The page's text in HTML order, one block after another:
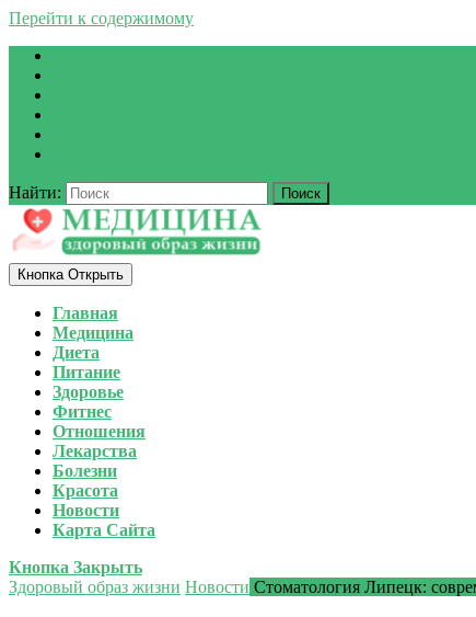
Перейти к содержимому
Найти:
Кнопка Открыть
Главная
Медицина
Диета
Питание
Здоровье
Фитнес
Отношения
Лекарства
Болезни
Красота
Новости
Карта Сайта
Кнопка Закрыть
Здоровый образ жизни Новости Стоматология Липецк: